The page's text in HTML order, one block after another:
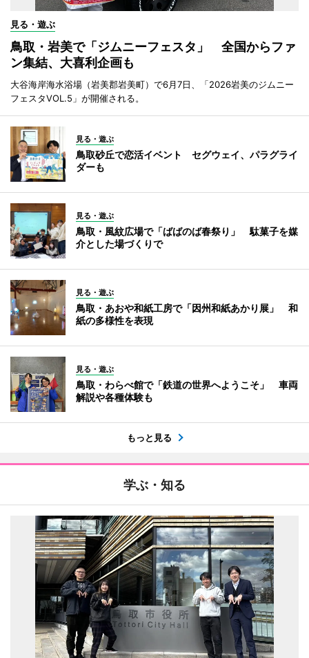
見る・遊ぶ
鳥取・岩美で「ジムニーフェスタ」 全国からファ
ン集結、大喜利企画も
大谷海岸海水浴場（岩美郡岩美町）で6月7日、「2026岩美のジムニー
フェスタVOL.5」が開催される。
見る・遊ぶ
鳥取砂丘で恋活イベント セグウェイ、パラグライ
ダーも
見る・遊ぶ
鳥取・風紋広場で「ばばのば春祭り」 駄菓子を媒
介とした場づくりで
見る・遊ぶ
鳥取・あおや和紙工房で「因州和紙あかり展」 和
紙の多様性を表現
見る・遊ぶ
鳥取・わらべ館で「鉄道の世界へようこそ」 車両
解説や各種体験も
もっと見る
学ぶ・知る